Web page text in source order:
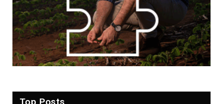
Top Posts